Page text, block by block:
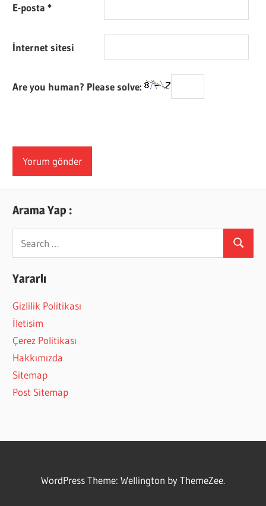
E-posta*
İnternet sitesi
Are you human? Please solve:
Arama Yap :
Search
Yararlı
Gizlilik Politikası
İletisim
Çerez Politikası
Hakkımızda
Sitemap
Post Sitemap
WordPress Theme: Wellington by ThemeZee.